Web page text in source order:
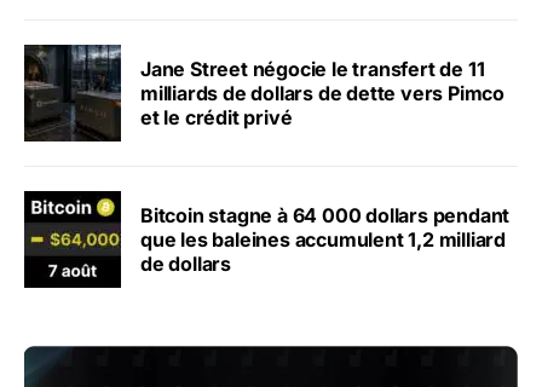
Jane Street négocie le transfert de 11
milliards de dollars de dette vers Pimco
et le crédit privé
Bitcoin stagne à 64 000 dollars pendant
que les baleines accumulent 1,2 milliard
de dollars